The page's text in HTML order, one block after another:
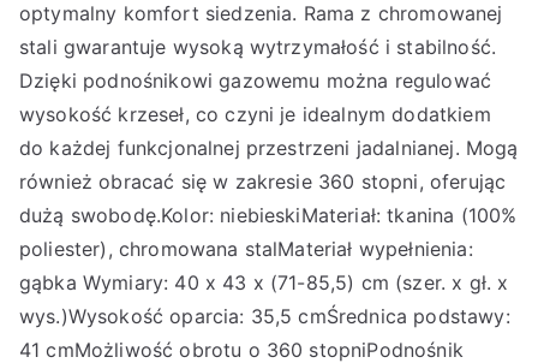
optymalny komfort siedzenia. Rama z chromowanej
stali gwarantuje wysoką wytrzymałość i stabilność.
Dzięki podnośnikowi gazowemu można regulować
wysokość krzeseł, co czyni je idealnym dodatkiem
do każdej funkcjonalnej przestrzeni jadalnianej. Mogą
również obracać się w zakresie 360 stopni, oferując
dużą swobodę.Kolor: niebieskiMateriał: tkanina (100%
poliester), chromowana stalMateriał wypełnienia:
gąbka Wymiary: 40 x 43 x (71-85,5) cm (szer. x gł. x
wys.)Wysokość oparcia: 35,5 cmŚrednica podstawy:
41 cmMożliwość obrotu o 360 stopniPodnośnik